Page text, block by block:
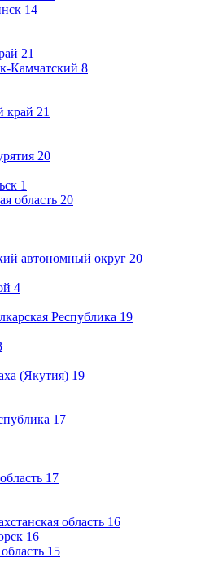
14
21
Камчатский 8
край 21
20
1
область 20
автономный округ 20
4
Республика 19
(Якутия) 19
17
17
область 16
16
15